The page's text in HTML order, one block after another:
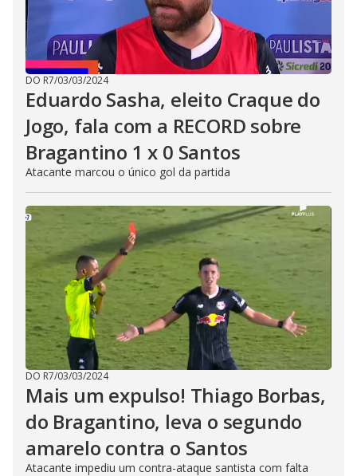
DO R7/03/03/2024
Eduardo Sasha, eleito Craque do
Jogo, fala com a RECORD sobre
Bragantino 1 x 0 Santos
Atacante marcou o único gol da partida
DO R7/03/03/2024
Mais um expulso! Thiago Borbas,
do Bragantino, leva o segundo
amarelo contra o Santos
Atacante impediu um contra-ataque santista com falta